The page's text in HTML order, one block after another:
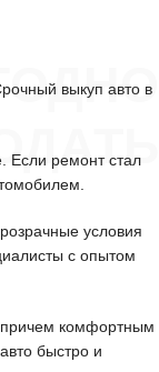
выкуп авто в
Если ремонт стал
условия
с опытом
комфортным
быстро и